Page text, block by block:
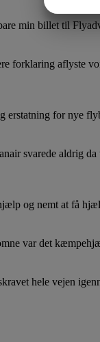
min billet til
forklaring aflyste
erstatning for nye
svarede aldrig
og nemt at få
var det
hele vejen